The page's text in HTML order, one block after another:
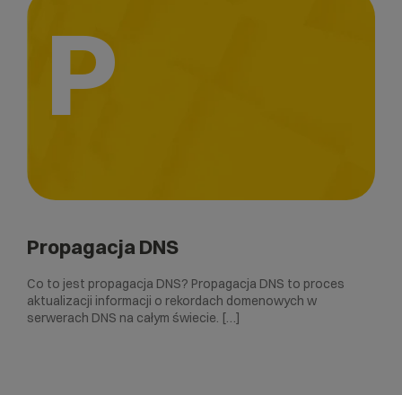
P
Propagacja DNS
Co to jest propagacja DNS? Propagacja DNS to proces
aktualizacji informacji o rekordach domenowych w
serwerach DNS na całym świecie. […]